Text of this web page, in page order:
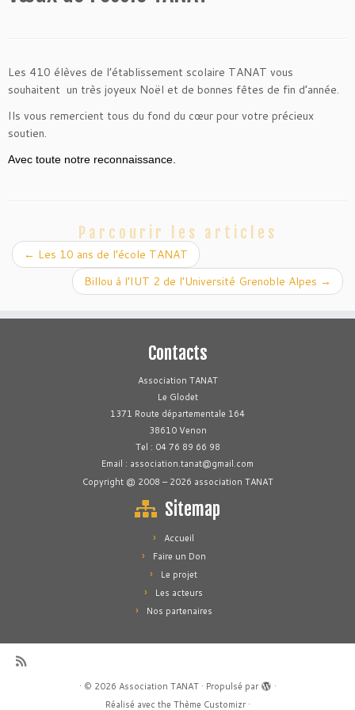
Les 410 élèves de l’établissement scolaire TANAT vous
souhaitent un très joyeux Noël et de bonnes fêtes de fin d’année.
Ils vous remercient tous du fond du cœur pour votre précieux
soutien.
Avec toute notre reconnaissance.
Parcourir les articles
← Les 10 ans de l’école TANAT
Billou à l’IUT 2 de l’Université Grenoble Alpes →
Contacts
Association TANAT
Le Glodet
1371 Route départementale 164
38610 Venon
Tel : 04 76 89 66 98
Email : association.tanat@gmail.com
Copyright @ 2008 – 2026 association TANAT
Sitemap
Accueil
Faire un Don
Le projet
Les acteurs
Nos partenaires
· © 2026 Association TANAT· Propulsé par
·
Réalisé avec the Thème Customizr·